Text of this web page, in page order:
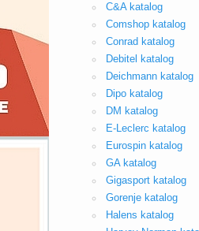
C&A katalog
Comshop katalog
Conrad katalog
Debitel katalog
Deichmann katalog
Dipo katalog
DM katalog
E-Leclerc katalog
Eurospin katalog
GA katalog
Gigasport katalog
Gorenje katalog
Halens katalog